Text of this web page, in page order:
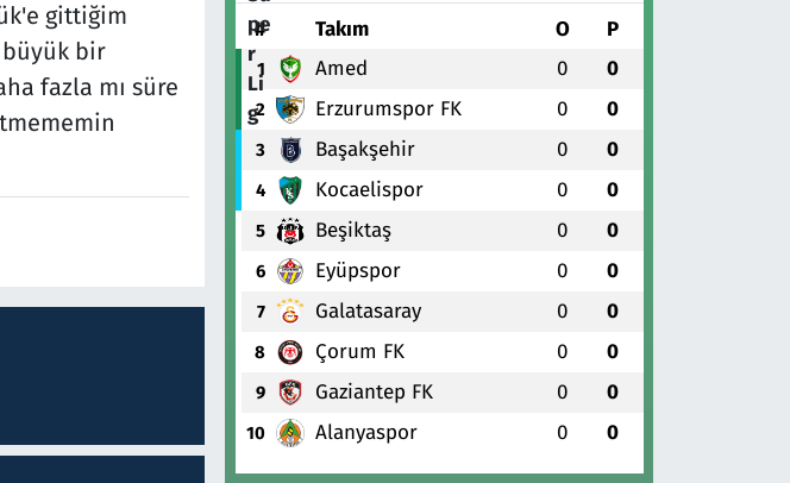
gittiğim
büyük bir
fazla mı süre
# Takım O P
1 Amed 0 0
2 Erzurumspor FK 0 0
3 Başakşehir 0 0
4 Kocaelispor 0 0
5 Beşiktaş 0 0
6 Eyüpspor 0 0
7 Galatasaray 0 0
8 Çorum FK 0 0
9 Gaziantep FK 0 0
10 Alanyaspor 0 0